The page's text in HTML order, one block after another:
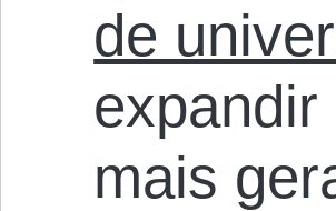
de
mais